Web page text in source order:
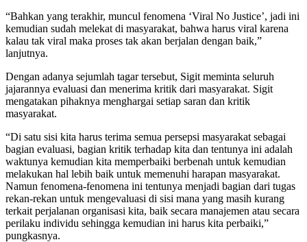
“Bahkan yang terakhir, muncul fenomena ‘Viral No Justice’, jadi ini
kemudian sudah melekat di masyarakat, bahwa harus viral karena
kalau tak viral maka proses tak akan berjalan dengan baik,”
lanjutnya.
Dengan adanya sejumlah tagar tersebut, Sigit meminta seluruh
jajarannya evaluasi dan menerima kritik dari masyarakat. Sigit
mengatakan pihaknya menghargai setiap saran dan kritik
masyarakat.
“Di satu sisi kita harus terima semua persepsi masyarakat sebagai
bagian evaluasi, bagian kritik terhadap kita dan tentunya ini adalah
waktunya kemudian kita memperbaiki berbenah untuk kemudian
melakukan hal lebih baik untuk memenuhi harapan masyarakat.
Namun fenomena-fenomena ini tentunya menjadi bagian dari tugas
rekan-rekan untuk mengevaluasi di sisi mana yang masih kurang
terkait perjalanan organisasi kita, baik secara manajemen atau secara
perilaku individu sehingga kemudian ini harus kita perbaiki,”
pungkasnya.